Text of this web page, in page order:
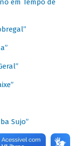
em Tempo de
Sujo”